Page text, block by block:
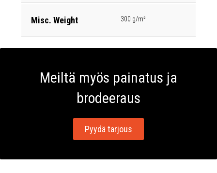
Misc. Weight 300 g/m²
Meiltä myös painatus ja
brodeeraus
Pyydä tarjous